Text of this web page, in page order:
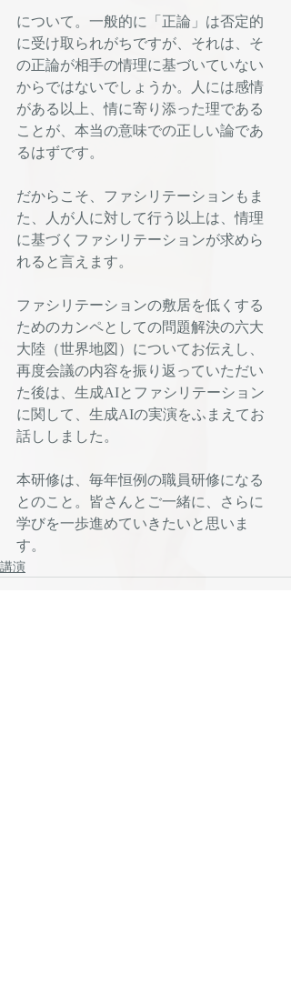
について。一般的に「正論」は否定的
に受け取られがちですが、それは、そ
の正論が相手の情理に基づいていない
からではないでしょうか。人には感情
がある以上、情に寄り添った理である
ことが、本当の意味での正しい論であ
るはずです。
だからこそ、ファシリテーションもま
た、人が人に対して行う以上は、情理
に基づくファシリテーションが求めら
れると言えます。
ファシリテーションの敷居を低くする
ためのカンペとしての問題解決の六大
大陸（世界地図）についてお伝えし、
再度会議の内容を振り返っていただい
た後は、生成AIとファシリテーション
に関して、生成AIの実演をふまえてお
話ししました。
本研修は、毎年恒例の職員研修になる
とのこと。皆さんとご一緒に、さらに
学びを一歩進めていきたいと思いま
す。
講演